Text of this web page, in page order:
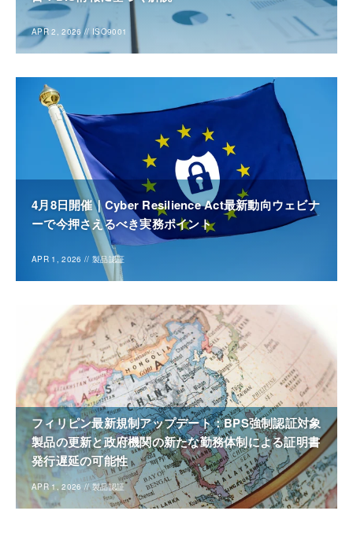
APR 2, 2026 // ISO9001
4月8日開催｜Cyber Resilience Act最新動向ウェビナ
ーで今押さえるべき実務ポイント
APR 1, 2026 // 製品認証
フィリピン最新規制アップデート：BPS強制認証対象
製品の更新と政府機関の新たな勤務体制による証明書
発行遅延の可能性
APR 1, 2026 //製品認証